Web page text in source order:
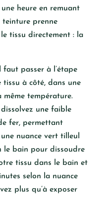
heure en remuant
teinture prenne
tissu directement : la
passer à l’étape
tissu à côté, dans une
même température.
une faible
fer, permettant
nuance vert tilleul
le bain pour dissoudre
tissu dans le bain et
selon la nuance
plus qu’à exposer